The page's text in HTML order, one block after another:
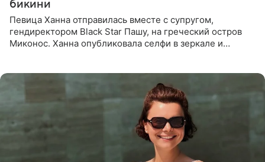
бикини
Певица Ханна отправилась вместе с супругом,
гендиректором Black Star Пашу, на греческий остров
Миконос. Ханна опубликовала селфи в зеркале и